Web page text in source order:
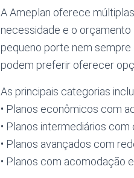
A Ameplan oferece
necessidade e o
pequeno porte nem
podem preferir oferecer
As principais categorias
• Planos econômicos com
• Planos intermediários
• Planos avançados com
• Planos com acomodação